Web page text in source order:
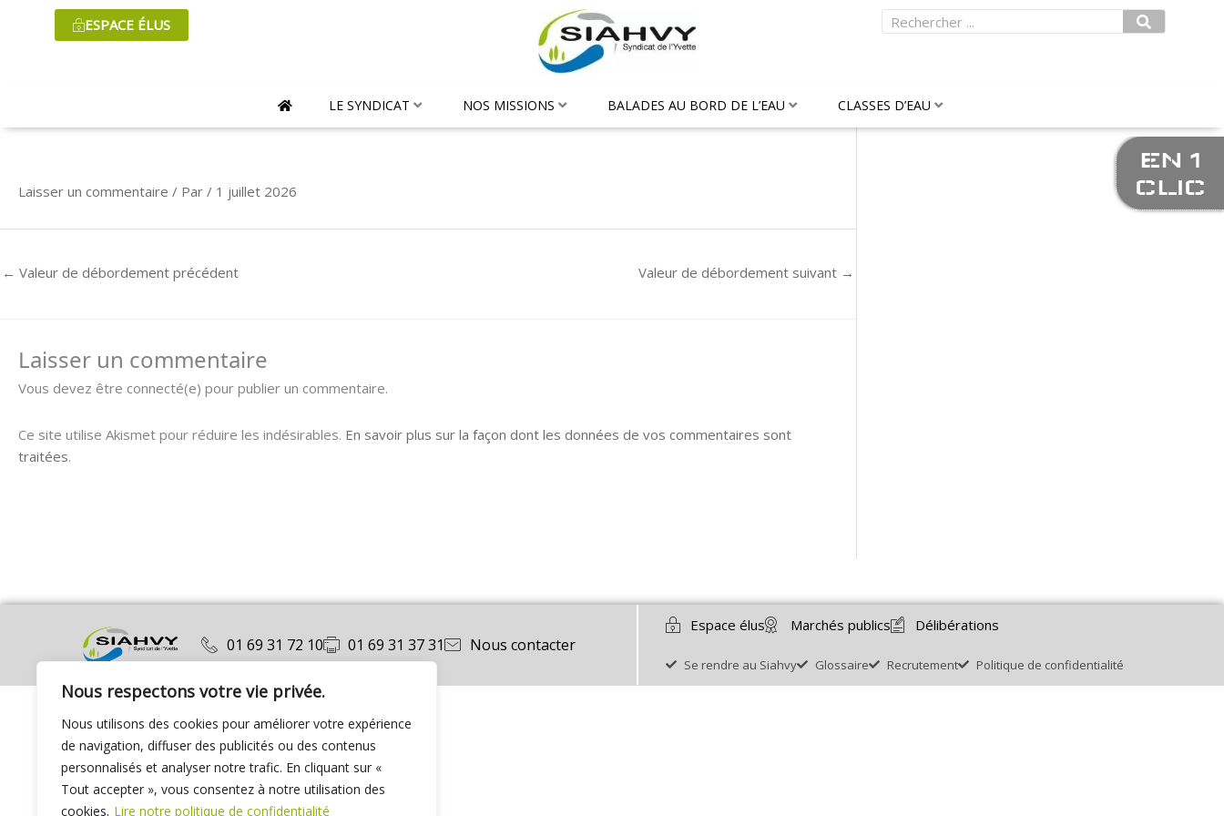
Nous respectons votre vie privée.
Nous utilisons des cookies pour améliorer votre expérience
de navigation, diffuser des publicités ou des contenus
personnalisés et analyser notre trafic. En cliquant sur «
Tout accepter », vous consentez à notre utilisation des
cookies. Lire notre politique de confidentialité
ESPACE ÉLUS Rechercher
LE SYNDICAT NOS MISSIONS BALADES AU BORD DE L’EAU CLASSES D’EAU
Laisser un commentaire / Par / 1 juillet 2026
← Valeur de débordement précédent Valeur de débordement suivant →
Laisser un commentaire
Vous devez être connecté(e) pour publier un commentaire.
Ce site utilise Akismet pour réduire les indésirables. En savoir plus sur la façon dont les données de vos commentaires sont
traitées.
01 69 31 72 10 01 69 31 37 31 Nous contacter
Espace élus Marchés publics Délibérations
Se rendre au Siahvy Glossaire Recrutement Politique de confidentialité
EN 1
CLIC